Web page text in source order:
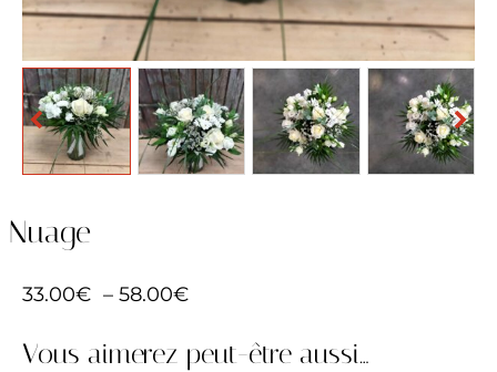
Nuage
33.00€ – 58.00€
Vous aimerez peut-être aussi…